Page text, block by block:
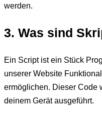
werden.
3. Was sind
Ein Script ist ein Stück
unserer Website
ermöglichen. Dieser Code
deinem Gerät ausgeführt.